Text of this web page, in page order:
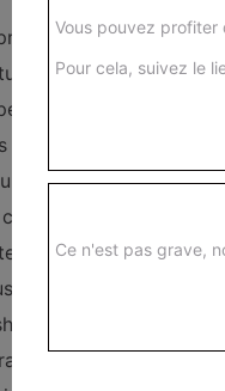
Froides
Vous pouvez profiter
Pour cela, suivez le
Ce n'est pas grave,